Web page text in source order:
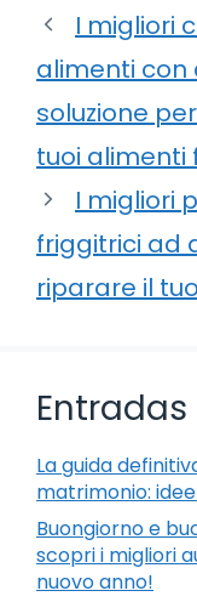
I migliori
alimenti con
soluzione
tuoi alimenti
I migliori
friggitrici ad
riparare il
La guida
matrimonio:
Buongiorno e
scopri i migliori
nuovo anno!